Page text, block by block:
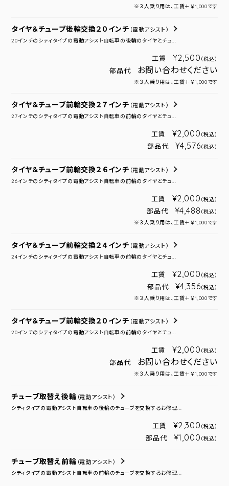
※３人乗り用は、工賃＋￥1,000です
タイヤ＆チューブ後輪交換２０インチ （電動アシスト）
20インチのシティタイプの電動アシスト自転車の後輪のタイヤとチュ...
工賃 ¥2,500 （税込）
部品代 お問い合わせください
※３人乗り用は、工賃＋￥1,000です
タイヤ＆チューブ前輪交換２７インチ （電動アシスト）
27インチのシティタイプの電動アシスト自転車の前輪のタイヤとチュ...
工賃 ¥2,000 （税込）
部品代 ¥4,576（税込）
タイヤ＆チューブ前輪交換２６インチ （電動アシスト）
26インチのシティタイプの電動アシスト自転車の前輪のタイヤとチュ...
工賃 ¥2,000 （税込）
部品代 ¥4,488 （税込）
※３人乗り用は、工賃＋￥1,000です
タイヤ＆チューブ前輪交換２４インチ （電動アシスト）
24インチのシティタイプの電動アシスト自転車の前輪のタイヤとチュ...
工賃 ¥2,000 （税込）
部品代 ¥4,356（税込）
※３人乗り用は、工賃＋￥1,000です
タイヤ＆チューブ前輪交換２０インチ （電動アシスト）
20インチのシティタイプの電動アシスト自転車の前輪のタイヤとチュ...
工賃 ¥2,000 （税込）
部品代 お問い合わせください
※３人乗り用は、工賃＋￥1,000です
チューブ取替え後輪 （電動アシスト）
シティタイプの電動アシスト自転車の後輪のチューブを交換するお修理...
工賃 ¥2,300 （税込）
部品代 ¥1,000 （税込）
チューブ取替え前輪 （電動アシスト）
シティタイプの電動アシスト自転車の前輪のチューブを交換するお修理...